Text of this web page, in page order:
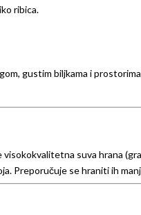
ribica.
gustim biljkama i
suva hrana
Preporučuje se hraniti ih